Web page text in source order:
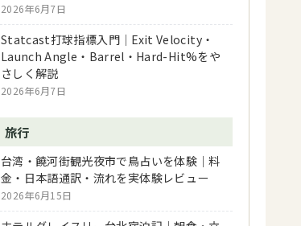
2026年6月7日
Statcast打球指標入門｜Exit Velocity・
Launch Angle・Barrel・Hard-Hit%をや
さしく解説
2026年6月7日
旅行
台湾・饒河街観光夜市で鳥占いを体験｜料
金・日本語通訳・流れを実体験レビュー
2026年6月15日